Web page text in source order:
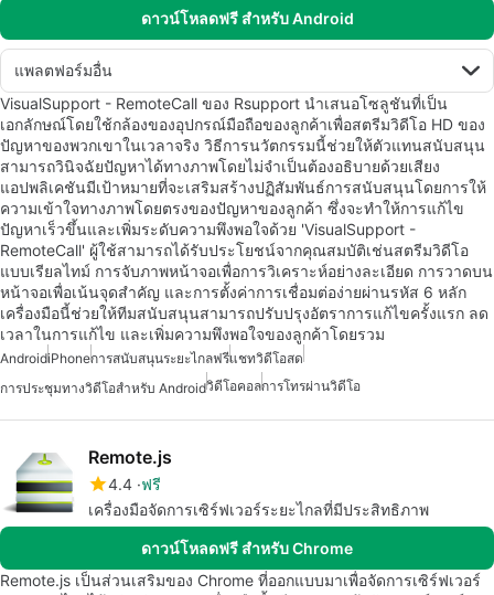
ดาวน์โหลดฟรี สำหรับ Android
แพลตฟอร์มอื่น
VisualSupport - RemoteCall ของ Rsupport นำเสนอโซลูชันที่เป็น
เอกลักษณ์โดยใช้กล้องของอุปกรณ์มือถือของลูกค้าเพื่อสตรีมวิดีโอ HD ของ
ปัญหาของพวกเขาในเวลาจริง วิธีการนวัตกรรมนี้ช่วยให้ตัวแทนสนับสนุน
สามารถวินิจฉัยปัญหาได้ทางภาพโดยไม่จำเป็นต้องอธิบายด้วยเสียง
แอปพลิเคชันมีเป้าหมายที่จะเสริมสร้างปฏิสัมพันธ์การสนับสนุนโดยการให้
ความเข้าใจทางภาพโดยตรงของปัญหาของลูกค้า ซึ่งจะทำให้การแก้ไข
ปัญหาเร็วขึ้นและเพิ่มระดับความพึงพอใจด้วย 'VisualSupport -
RemoteCall' ผู้ใช้สามารถได้รับประโยชน์จากคุณสมบัติเช่นสตรีมวิดีโอ
แบบเรียลไทม์ การจับภาพหน้าจอเพื่อการวิเคราะห์อย่างละเอียด การวาดบน
หน้าจอเพื่อเน้นจุดสำคัญ และการตั้งค่าการเชื่อมต่อง่ายผ่านรหัส 6 หลัก
เครื่องมือนี้ช่วยให้ทีมสนับสนุนสามารถปรับปรุงอัตราการแก้ไขครั้งแรก ลด
เวลาในการแก้ไข และเพิ่มความพึงพอใจของลูกค้าโดยรวม
AndroidiPhoneการสนับสนุนระยะไกลฟรีแชทวิดีโอสด
การประชุมทางวิดีโอสำหรับ Androidวิดีโอคอลการโทรผ่านวิดีโอ
Remote.js
4.4 ฟรี
เครื่องมือจัดการเซิร์ฟเวอร์ระยะไกลที่มีประสิทธิภาพ
ดาวน์โหลดฟรี สำหรับ Chrome
Remote.js เป็นส่วนเสริมของ Chrome ที่ออกแบบมาเพื่อจัดการเซิร์ฟเวอร์